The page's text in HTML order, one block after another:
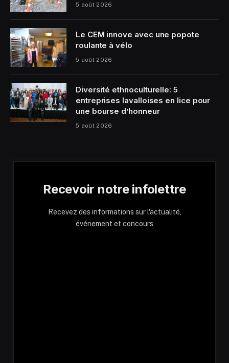
5 août 2026
Le CEM innove avec une popote
roulante à vélo
5 août 2026
Diversité ethnoculturelle: 5
entreprises lavalloises en lice pour
une bourse d’honneur
5 août 2026
Recevoir notre infolettre
Recevez des informations sur l'actualité,
événement et concours